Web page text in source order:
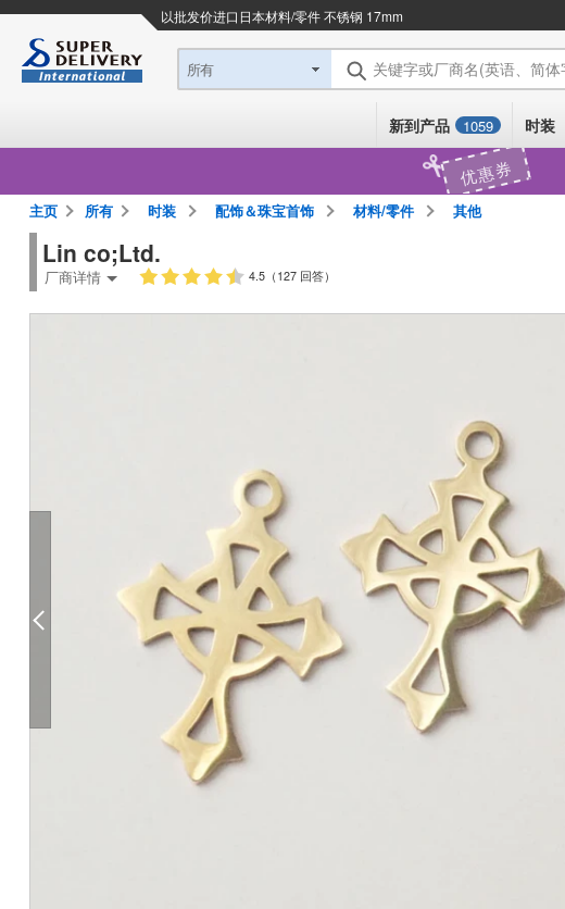
以批发价进口日本材料/零件 不锈钢 17mm
所有 关键字或厂商名(英语、简
新到产品 1059 时装
优惠券
主页 所有 时装 配饰＆珠宝首饰 材料/零件 其他
Lin co;Ltd.
厂商详情 4.5（127 回答）